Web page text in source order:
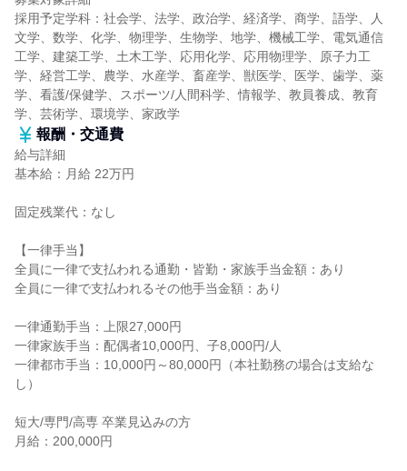
採用予定学科：社会学、法学、政治学、経済学、商学、語学、人
文学、数学、化学、物理学、生物学、地学、機械工学、電気通信
工学、建築工学、土木工学、応用化学、応用物理学、原子力工
学、経営工学、農学、水産学、畜産学、獣医学、医学、歯学、薬
学、看護/保健学、スポーツ/人間科学、情報学、教員養成、教育
学、芸術学、環境学、家政学
報酬・交通費
給与詳細
基本給：月給 22万円
固定残業代：なし
【一律手当】
全員に一律で支払われる通勤・皆勤・家族手当金額：あり
全員に一律で支払われるその他手当金額：あり
一律通勤手当：上限27,000円
一律家族手当：配偶者10,000円、子8,000円/人
一律都市手当：10,000円～80,000円（本社勤務の場合は支給な
し）
短大/専門/高専 卒業見込みの方
月給：200,000円